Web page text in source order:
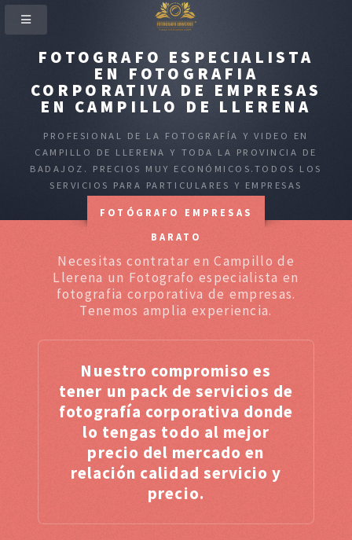
FOTOGRAFO ESPECIALISTA
EN FOTOGRAFIA
CORPORATIVA DE EMPRESAS
EN CAMPILLO DE LLERENA
PROFESIONAL DE LA FOTOGRAFÍA Y VIDEO EN
CAMPILLO DE LLERENA Y TODA LA PROVINCIA DE
BADAJOZ. PRECIOS MUY ECONÓMICOS.TODOS LOS
SERVICIOS PARA PARTICULARES Y EMPRESAS
FOTÓGRAFO EMPRESAS
BARATO
Necesitas contratar en Campillo de
Llerena un Fotografo especialista en
fotografia corporativa de empresas.
Tenemos amplia experiencia.
Nuestro compromiso es
tener un pack de servicios de
fotografía corporativa donde
lo tengas todo al mejor
precio del mercado en
relación calidad servicio y
precio.